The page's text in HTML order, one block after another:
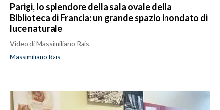
Parigi, lo splendore della sala ovale della
Biblioteca di Francia: un grande spazio inondato di
luce naturale
Video di Massimiliano Rais
Massimiliano Rais